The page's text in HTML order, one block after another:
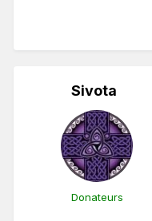
Sivota
Donateurs